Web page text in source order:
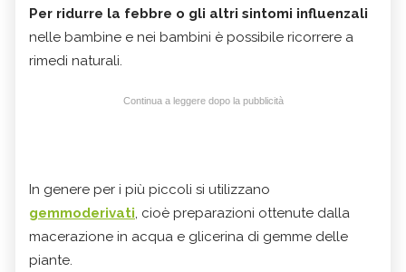
Per ridurre la febbre o gli altri sintomi influenzali
nelle bambine e nei bambini è possibile ricorrere a
rimedi naturali.
Continua a leggere dopo la pubblicità
In genere per i più piccoli si utilizzano
gemmoderivati, cioè preparazioni ottenute dalla
macerazione in acqua e glicerina di gemme delle
piante.